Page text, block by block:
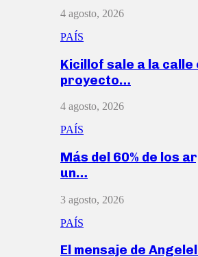
4 agosto, 2026
PAÍS
Kicillof sale a la
proyecto…
4 agosto, 2026
PAÍS
Más del 60% de los
un…
3 agosto, 2026
PAÍS
El mensaje de